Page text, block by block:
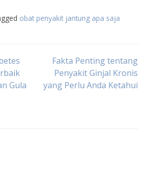
obat penyakit jantung apa saja
Gula
Fakta Penting tentang
Penyakit Ginjal Kronis
yang Perlu Anda Ketahui